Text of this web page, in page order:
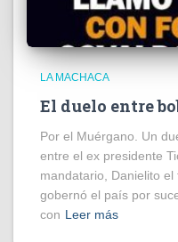
LA MACHACA
El duelo entre
Por el Muérgano. Un
entre el ex presidente
mandatario, Danielito
gobernó el país por
con Leer más